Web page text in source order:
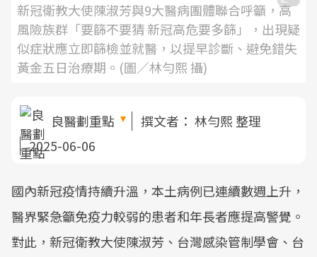
新冠衛教大使陳淑芳與9大醫病團體聯合呼籲，高
風險族群「要篩不要猜 新冠高危要多篩」，出現疑
似症狀應立即篩檢並就醫，以提早診斷、避免錯失
黃金五日治療期。(圖／林勻熙 攝)
良醫劃重點 撰文者： 林勻熙 整理
2025-06-06
國內新冠疫情持續升溫，本土病例已連續數週上升，
醫界緊急籲免疫力較弱的患者和年長者應提高警覺。
對此，新冠衛教大使陳淑芳、台灣感染管制學會、台